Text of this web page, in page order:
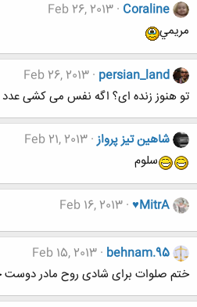
Coraline
Feb 26, 2013
مريمي
persian_land
Feb 26, 2013
تو هنوز زنده ای؟ اگه نفس می کشی عدد
شاهین تیز پرواز Feb 21, 2013
سلوم
♥MitrA
Feb 16, 2013
behnam.95
Feb 15, 2013
ختم صلوات برای شادی روح مادر دوست